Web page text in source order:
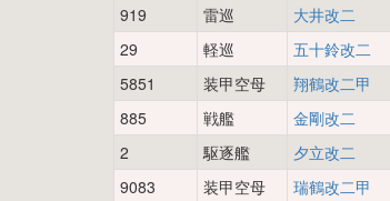
919
雷巡 大井改二
29
軽巡 五十鈴改二
5851
装甲空母 翔鶴改二甲
885
戦艦 金剛改二
2
駆逐艦 夕立改二
9083
装甲空母 瑞鶴改二甲